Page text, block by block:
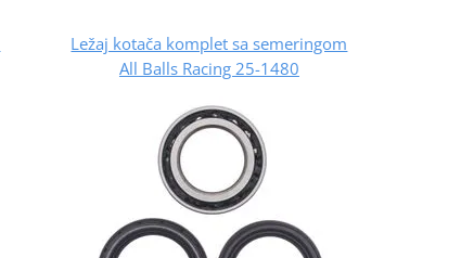
Ležaj kotača komplet sa semeringom
All Balls Racing 25-1480